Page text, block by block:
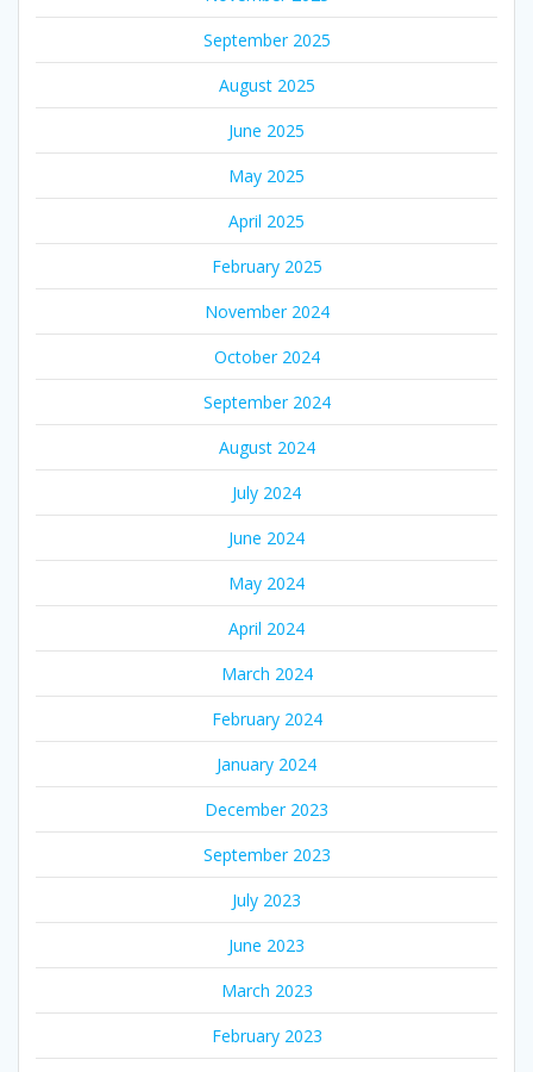
September 2025
August 2025
June 2025
May 2025
April 2025
February 2025
November 2024
October 2024
September 2024
August 2024
July 2024
June 2024
May 2024
April 2024
March 2024
February 2024
January 2024
December 2023
September 2023
July 2023
June 2023
March 2023
February 2023